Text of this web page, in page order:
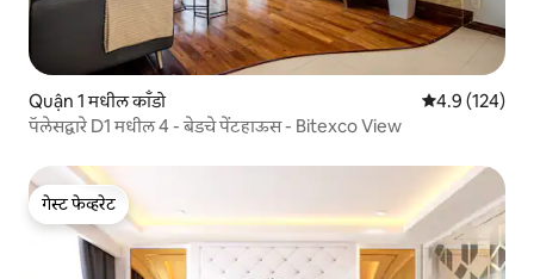
Quận 1 मधील काँडो 5 पैकी 4.9
4.9 (124)
पॅलेसद्वारे D1 मधील 4 - बेडचे पेंटहाऊस - Bitexco View
गेस्ट फेव्हरेट
गेस्ट फेव्हरेट